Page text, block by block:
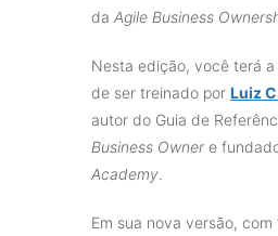
da Agile Business
Nesta edição, você terá
de ser treinado por Luiz
autor do Guia de
Business Ownere
Academy.
Em sua nova versão, com